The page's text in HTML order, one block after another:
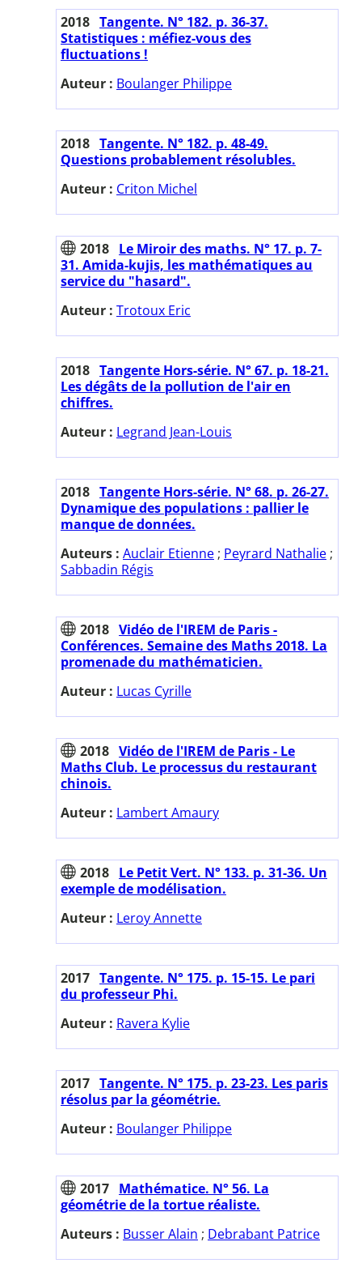
2018 Tangente. N° 182. p. 36-37.
Statistiques : méfiez-vous des
fluctuations !
Auteur : Boulanger Philippe
2018 Tangente. N° 182. p. 48-49.
Questions probablement résolubles.
Auteur : Criton Michel
2018 Le Miroir des maths. N° 17. p. 7-
31. Amida-kujis, les mathématiques au
service du "hasard".
Auteur : Trotoux Eric
2018 Tangente Hors-série. N° 67. p. 18-21.
Les dégâts de la pollution de l'air en
chiffres.
Auteur : Legrand Jean-Louis
2018 Tangente Hors-série. N° 68. p. 26-27.
Dynamique des populations : pallier le
manque de données.
Auteurs : Auclair Etienne ; Peyrard Nathalie ;
Sabbadin Régis
2018 Vidéo de l'IREM de Paris -
Conférences. Semaine des Maths 2018. La
promenade du mathématicien.
Auteur : Lucas Cyrille
2018 Vidéo de l'IREM de Paris - Le
Maths Club. Le processus du restaurant
chinois.
Auteur : Lambert Amaury
2018 Le Petit Vert. N° 133. p. 31-36. Un
exemple de modélisation.
Auteur : Leroy Annette
2017 Tangente. N° 175. p. 15-15. Le pari
du professeur Phi.
Auteur : Ravera Kylie
2017 Tangente. N° 175. p. 23-23. Les paris
résolus par la géométrie.
Auteur : Boulanger Philippe
2017 Mathématice. N° 56. La
géométrie de la tortue réaliste.
Auteurs : Busser Alain ; Debrabant Patrice